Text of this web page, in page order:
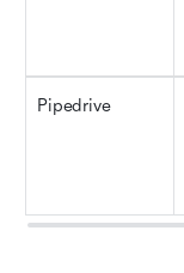
Pipedrive